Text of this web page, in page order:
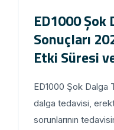
ED1000
Etki
ED1000 Şok
dalga
sorunlarının